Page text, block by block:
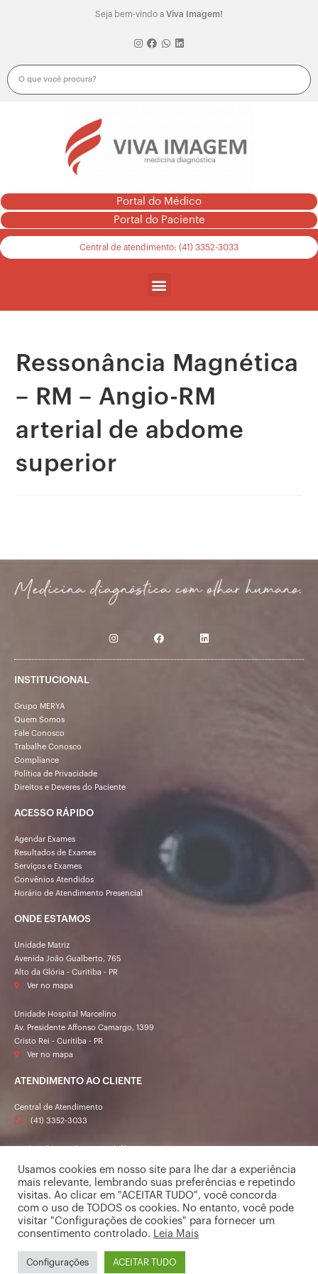
Seja bem-vindo a Viva Imagem!
Portal do Médico
Portal do Paciente
Central de atendimento: (41) 3352-3033
Ressonância Magnética
– RM – Angio-RM
arterial de abdome
superior
INSTITUCIONAL
Grupo MERYA
Quem Somos
Fale Conosco
Trabalhe Conosco
Compliance
Política de Privacidade
Direitos e Deveres do Paciente
ACESSO RÁPIDO
Agendar Exames
Resultados de Exames
Serviços e Exames
Convênios Atendidos
Horário de Atendimento Presencial
ONDE ESTAMOS
Unidade Matriz
Avenida João Gualberto, 765
Alto da Glória - Curitiba - PR
Ver no mapa
Unidade Hospital Marcelino
Av. Presidente Affonso Camargo, 1399
Cristo Rei - Curitiba - PR
Ver no mapa
ATENDIMENTO AO CLIENTE
Central de Atendimento
(41) 3352-3033
Sábado das 7h às 13h20
© 2021 - Viva Imagem - Todos os direitos reservados
RT: Dr. Paulo Roberto Benites Filho - CRM 22315
CNPJ Matriz: 76.706.589/0001-00
Usamos cookies em nosso site para lhe dar a experiência
mais relevante, lembrando suas preferências e repetindo
visitas. Ao clicar em "ACEITAR TUDO", você concorda
com o uso de TODOS os cookies. No entanto, você pode
visitar "Configurações de cookies" para fornecer um
consentimento controlado. Leia Mais
Configurações ACEITAR TUDO